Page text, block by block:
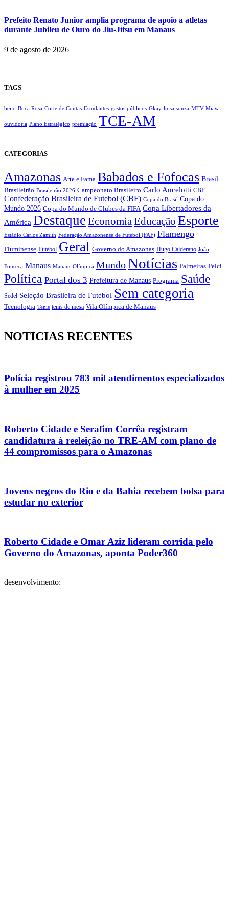
Prefeito Renato Junior amplia programa de apoio a atletas
durante Jubileu de Ouro do Jiu-Jítsu em Manaus
9 de agosto de 2026
TAGS
beijo Boca Rosa Corte de Contas Estudantes gastos públicos Gkay luisa sonza MTV Miaw
ouvidoria Plano Estratégico premiação TCE-AM
CATEGORIAS
Amazonas Arte e Fama Babados e Fofocas Brasil
Brasileirão Brasileirão 2026 Campeonato Brasileiro Carlo Ancelotti CBF
Confederação Brasileira de Futebol (CBF) Copa do Brasil Copa do
Mundo 2026 Copa do Mundo de Clubes da FIFA Copa Libertadores da
América Destaque Economia Educação Esporte
Estádio Carlos Zamith Federação Amazonense de Futebol (FAF) Flamengo
Fluminense Futebol Geral Governo do Amazonas Hugo Calderano João
Fonseca Manaus Manaus Olímpica MundoNotícias Palmeiras Pelci
Política Portal dos 3 Prefeitura de Manaus Programa Saúde
Sedel Seleção Brasileira de Futebol Sem categoria
Tecnologia Tenis tenis de mesa Vila Olímpica de Manaus
NOTICIAS RECENTES
Polícia registrou 783 mil atendimentos especializados
à mulher em 2025
Roberto Cidade e Serafim Corrêa registram
candidatura à reeleição no TRE-AM com plano de
44 compromissos para o Amazonas
Jovens negros do Rio e da Bahia recebem bolsa para
estudar no exterior
Roberto Cidade e Omar Aziz lideram corrida pelo
Governo do Amazonas, aponta Poder360
desenvolvimento: